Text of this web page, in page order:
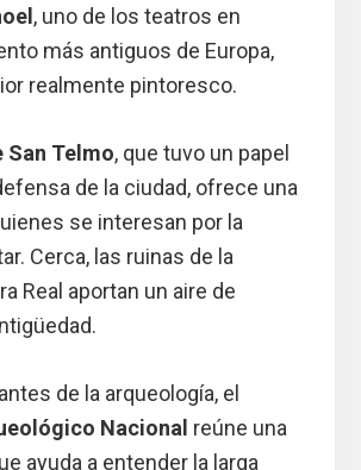
, uno de los teatros en
más antiguos de Europa,
realmente pintoresco.
San Telmo, que tuvo un papel
de la ciudad, ofrece una
se interesan por la
Cerca, las ruinas de la
Real aportan un aire de
de la arqueología, el
Nacional reúne una
ayuda a entender la larga